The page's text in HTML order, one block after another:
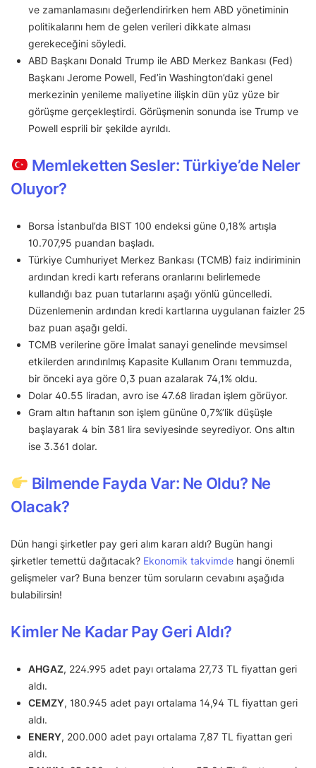
ve zamanlamasını değerlendirirken hem ABD yönetiminin
politikalarını hem de gelen verileri dikkate alması
gerekeceğini söyledi.
ABD Başkanı Donald Trump ile ABD Merkez Bankası (Fed)
Başkanı Jerome Powell, Fed’in Washington’daki genel
merkezinin yenileme maliyetine ilişkin dün yüz yüze bir
görüşme gerçekleştirdi. Görüşmenin sonunda ise Trump ve
Powell esprili bir şekilde ayrıldı.
Memleketten Sesler: Türkiye’de Neler
Oluyor?
Borsa İstanbul’da BIST 100 endeksi güne 0,18% artışla
10.707,95 puandan başladı.
Türkiye Cumhuriyet Merkez Bankası (TCMB) faiz indiriminin
ardından kredi kartı referans oranlarını belirlemede
kullandığı baz puan tutarlarını aşağı yönlü güncelledi.
Düzenlemenin ardından kredi kartlarına uygulanan faizler 25
baz puan aşağı geldi.
TCMB verilerine göre İmalat sanayi genelinde mevsimsel
etkilerden arındırılmış Kapasite Kullanım Oranı temmuzda,
bir önceki aya göre 0,3 puan azalarak 74,1% oldu.
Dolar 40.55 liradan, avro ise 47.68 liradan işlem görüyor.
Gram altın haftanın son işlem gününe 0,7%’lik düşüşle
başlayarak 4 bin 381 lira seviyesinde seyrediyor. Ons altın
ise 3.361 dolar.
Bilmende Fayda Var: Ne Oldu? Ne
Olacak?
Dün hangi şirketler pay geri alım kararı aldı? Bugün hangi
şirketler temettü dağıtacak? Ekonomik takvimde hangi önemli
gelişmeler var? Buna benzer tüm soruların cevabını aşağıda
bulabilirsin!
Kimler Ne Kadar Pay Geri Aldı?
AHGAZ, 224.995 adet payı ortalama 27,73 TL fiyattan geri
aldı.
CEMZY, 180.945 adet payı ortalama 14,94 TL fiyattan geri
aldı.
ENERY, 200.000 adet payı ortalama 7,87 TL fiyattan geri
aldı.